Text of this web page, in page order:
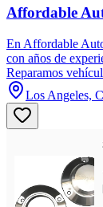
Affordable
En Affordable
con años de
Reparamos
Los Angeles,